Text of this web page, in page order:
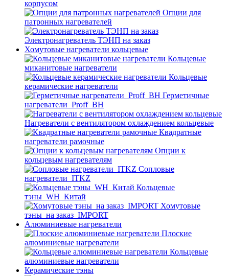
корпусом
Опции для
патронных нагревателей
Электронагреватель ТЭНП на заказ
Хомутовые нагреватели кольцевые
Кольцевые
миканитовые нагреватели
Кольцевые
керамические нагреватели
Герметичные
нагреватели_Proff_BH
Нагреватели с вентилятором охлаждением кольцевые
Квадратные
нагреватели рамочные
Опции к
кольцевым нагревателям
Cопловые
нагреватели_ITKZ
Кольцевые
тэны_WH_Китай
Хомутовые
тэны_на заказ_IMPORT
Алюминиевые нагреватели
Плоские
алюминиевые нагреватели
Кольцевые
алюминиевые нагреватели
Керамические тэны